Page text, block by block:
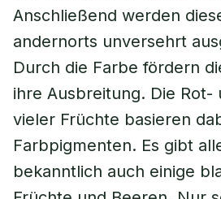
Anschließend werden
andernorts unversehrt
Durch die Farbe fördern
ihre Ausbreitung. Die Rot-
vieler Früchte basieren
Farbpigmenten. Es gibt
bekanntlich auch einige